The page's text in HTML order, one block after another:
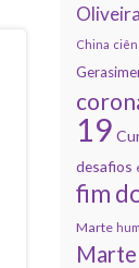
Oliveira
China
19
desafios
fim
Marte
Marte